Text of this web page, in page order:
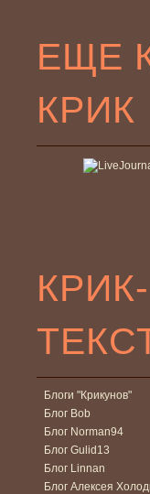
ЕЩЕ
КРИК
КРИК-
Блоги "Крикунов"
Блог Bob
Блог Norman94
Блог Gulid13
Блог Linnan
Блог Алексея